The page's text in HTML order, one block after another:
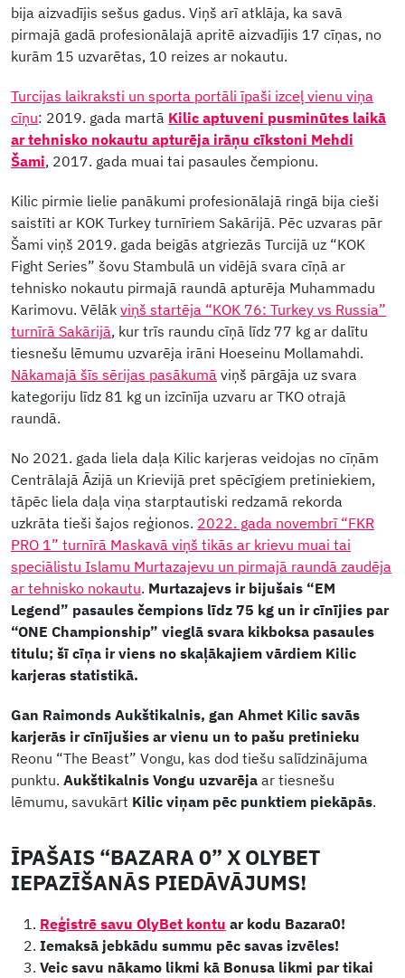
bija aizvadījis sešus gadus. Viņš arī atklāja, ka savā
pirmajā gadā profesionālajā apritē aizvadījis 17 cīņas, no
kurām 15 uzvarētas, 10 reizes ar nokautu.
Turcijas laikraksti un sporta portāli īpaši izceļ vienu viņa
cīņu: 2019. gada martā Kilic aptuveni pusminūtes laikā
ar tehnisko nokautu apturēja irāņu cīkstoni Mehdi
Šami, 2017. gada muai tai pasaules čempionu.
Kilic pirmie lielie panākumi profesionālajā ringā bija cieši
saistīti ar KOK Turkey turnīriem Sakārijā. Pēc uzvaras pār
Šami viņš 2019. gada beigās atgriezās Turcijā uz “KOK
Fight Series” šovu Stambulā un vidējā svara cīņā ar
tehnisko nokautu pirmajā raundā apturēja Muhammadu
Karimovu. Vēlāk viņš startēja “KOK 76: Turkey vs Russia”
turnīrā Sakārijā, kur trīs raundu cīņā līdz 77 kg ar dalītu
tiesnešu lēmumu uzvarēja irāni Hoeseinu Mollamahdi.
Nākamajā šīs sērijas pasākumā viņš pārgāja uz svara
kategoriju līdz 81 kg un izcīnīja uzvaru ar TKO otrajā
raundā.
No 2021. gada liela daļa Kilic karjeras veidojas no cīņām
Centrālajā Āzijā un Krievijā pret spēcīgiem pretiniekiem,
tāpēc liela daļa viņa starptautiski redzamā rekorda
uzkrāta tieši šajos reģionos. 2022. gada novembrī “FKR
PRO 1” turnīrā Maskavā viņš tikās ar krievu muai tai
speciālistu Islamu Murtazajevu un pirmajā raundā zaudēja
ar tehnisko nokautu. Murtazajevs ir bijušais “EM
Legend” pasaules čempions līdz 75 kg un ir cīnījies par
“ONE Championship” vieglā svara kikboksa pasaules
titulu; šī cīņa ir viens no skaļākajiem vārdiem Kilic
karjeras statistikā.
Gan Raimonds Aukštikalnis, gan Ahmet Kilic savās
karjerās ir cīnījušies ar vienu un to pašu pretinieku
Reonu “The Beast” Vongu, kas dod tiešu salīdzinājuma
punktu. Aukštikalnis Vongu uzvarēja ar tiesnešu
lēmumu, savukārt Kilic viņam pēc punktiem piekāpās.
ĪPAŠAIS “BAZARA 0” X OLYBET
IEPAZĪŠANĀS PIEDĀVĀJUMS!
Reģistrē savu OlyBet kontu ar kodu Bazara0!
Iemaksā jebkādu summu pēc savas izvēles!
Veic savu nākamo likmi kā Bonusa likmi par tikai